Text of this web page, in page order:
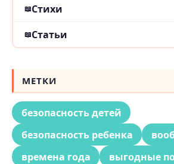
Стихи
Статьи
МЕТКИ
безопасность детей
безопасность ребенка
времена года
выгодные